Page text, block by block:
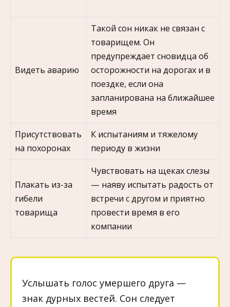
Видеть аварию
Такой сон никак не связан с
товарищем. Он
предупреждает сновидца об
осторожности на дорогах и в
поездке, если она
запланирована на ближайшее
время
Присутствовать
на похоронах
К испытаниям и тяжелому
периоду в жизни
Плакать из-за
гибели
товарища
Чувствовать на щеках слезы
— наяву испытать радость от
встречи с другом и приятно
провести время в его
компании
Услышать голос умершего друга —
знак дурных вестей. Сон следует